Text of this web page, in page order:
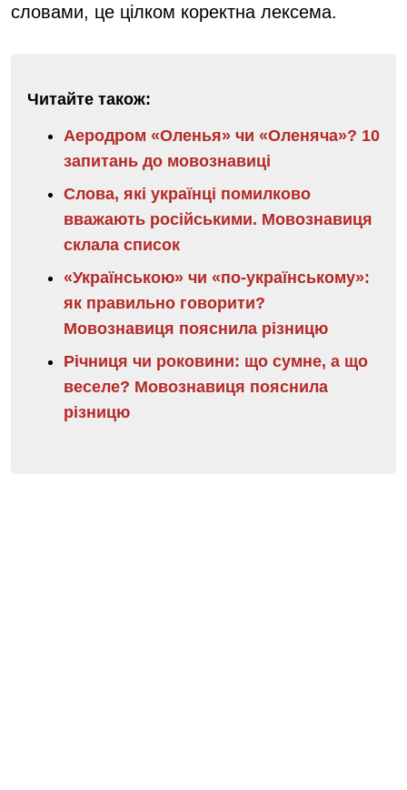
словами, це цілком коректна лексема.
Читайте також:
Аеродром «Оленья» чи «Оленяча»? 10
запитань до мовознавиці
Слова, які українці помилково
вважають російськими. Мовознавиця
склала список
«Українською» чи «по-українському»:
як правильно говорити?
Мовознавиця пояснила різницю
Річниця чи роковини: що сумне, а що
веселе? Мовознавиця пояснила
різницю